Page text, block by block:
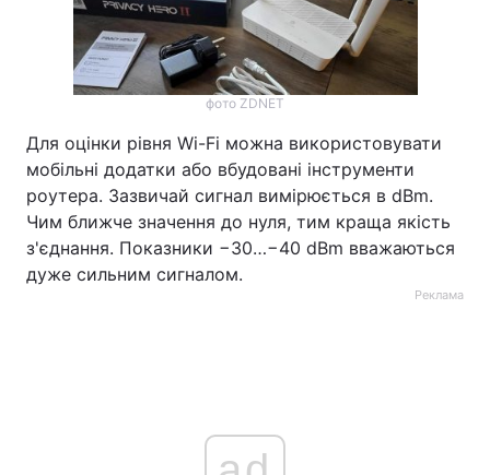
фото ZDNET
Для оцінки рівня Wi-Fi можна використовувати
мобільні додатки або вбудовані інструменти
роутера. Зазвичай сигнал вимірюється в dBm.
Чим ближче значення до нуля, тим краща якість
з'єднання. Показники −30…−40 dBm вважаються
дуже сильним сигналом.
Реклама